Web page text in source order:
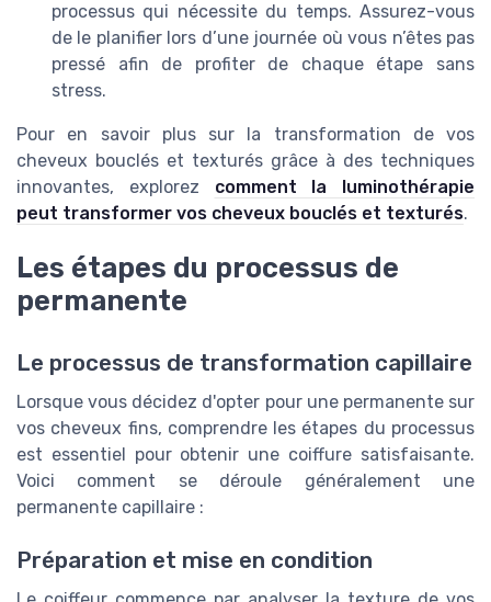
processus qui nécessite du temps. Assurez-vous
de le planifier lors d’une journée où vous n’êtes pas
pressé afin de profiter de chaque étape sans
stress.
Pour en savoir plus sur la transformation de vos
cheveux bouclés et texturés grâce à des techniques
innovantes, explorez comment la luminothérapie
peut transformer vos cheveux bouclés et texturés.
Les étapes du processus de
permanente
Le processus de transformation capillaire
Lorsque vous décidez d'opter pour une permanente sur
vos cheveux fins, comprendre les étapes du processus
est essentiel pour obtenir une coiffure satisfaisante.
Voici comment se déroule généralement une
permanente capillaire :
Préparation et mise en condition